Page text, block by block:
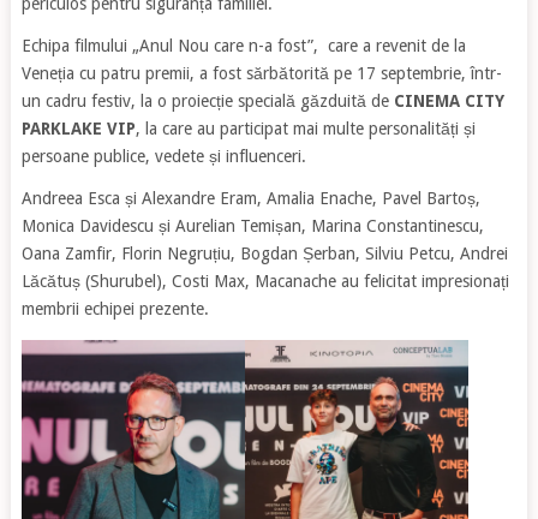
periculos pentru siguranța familiei.
Echipa filmului „Anul Nou care n-a fost”, care a revenit de la
Veneția cu patru premii, a fost sărbătorită pe 17 septembrie, într-
un cadru festiv, la o proiecție specială găzduită de CINEMA CITY
PARKLAKE VIP, la care au participat mai multe personalități și
persoane publice, vedete și influenceri.
Andreea Esca și Alexandre Eram, Amalia Enache, Pavel Bartoș,
Monica Davidescu și Aurelian Temișan, Marina Constantinescu,
Oana Zamfir, Florin Negruțiu, Bogdan Șerban, Silviu Petcu, Andrei
Lăcătuș (Shurubel), Costi Max, Macanache au felicitat impresionați
membrii echipei prezente.